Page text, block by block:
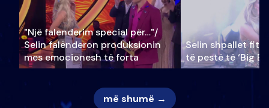
"Një falenderim special për…"/
Selin falënderon produksionin
mes emocionesh të forta
Selin shpallet
të pestë të ‘Big
më shumë →